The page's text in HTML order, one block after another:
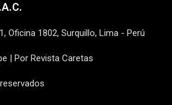
Oficina 1802, Surquillo, Lima - Perú
| Por Revista Caretas